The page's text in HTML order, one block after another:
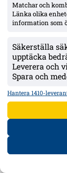
Matchar och
Länka olika
information som
Säkerställa
upptäcka
Leverera och
Spara och
Hantera 1410-
Nyheter & Reportage
Analyser
KONTAKT